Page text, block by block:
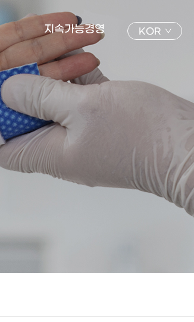
지속가능경영
윤리경영
지속가능경영보고서
KOR